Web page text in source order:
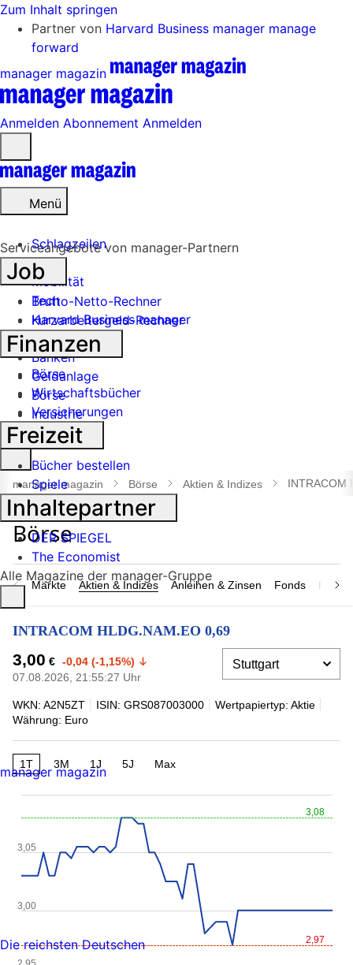
Zum Inhalt springen
Partner von Harvard Business manager manage
forward
manager magazin
Anmelden Abonnement Anmelden
öffnen
Menü
Schlagzeilen
Mobilität
Tech
Harvard Business manager
Handel
Banken
Geldanlage
Börse
Industrie
Suche
öffnen
manager magazin Börse Aktien & Indizes INTRACOM
Märkte Aktien & Indizes Anleihen & Zinsen Fonds
INTRACOM HLDG.NAM.EO 0,69
3,00 € -0,04 (-1,15%)
07.08.2026, 21:55:27 Uhr
WKN: A2N5ZT ISIN: GRS087003000
Wertpapiertyp: Aktie
Währung: Euro
1T 3M 1J 5J Max
3,08
2,97
3,00
3,05
Serviceangebote von manager-Partnern
Job
Brutto-Netto-Rechner
Kurzarbeitergeld-Rechner
Finanzen
Börse
Wirtschaftsbücher
Versicherungen
Freizeit
Bücher bestellen
Spiele
Inhaltepartner
DER SPIEGEL
The Economist
Alle Magazine der manager-Gruppe
manager magazin
Die reichsten Deutschen